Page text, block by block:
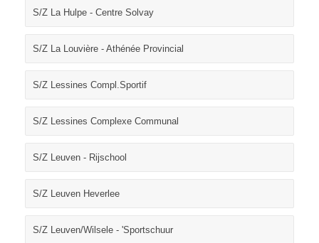
S/Z La Hulpe - Centre Solvay
S/Z La Louvière - Athénée Provincial
S/Z Lessines Compl.Sportif
S/Z Lessines Complexe Communal
S/Z Leuven - Rijschool
S/Z Leuven Heverlee
S/Z Leuven/Wilsele - 'Sportschuur